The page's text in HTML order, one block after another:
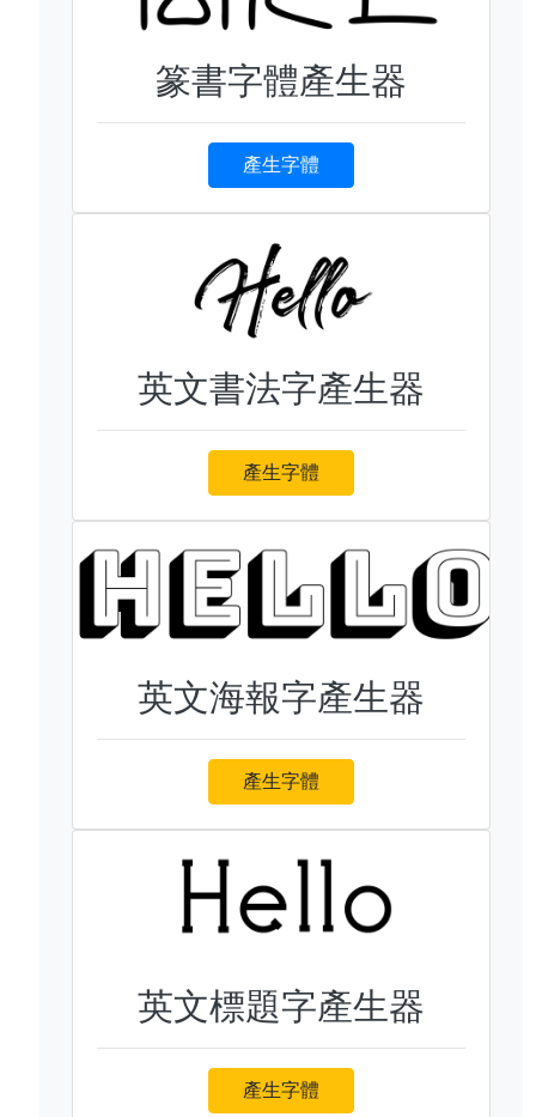
篆書字體產生器
產生字體
英文書法字產生器
產生字體
英文海報字產生器
產生字體
英文標題字產生器
產生字體